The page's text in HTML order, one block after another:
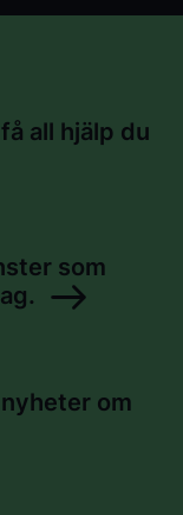
all hjälp du
som
om